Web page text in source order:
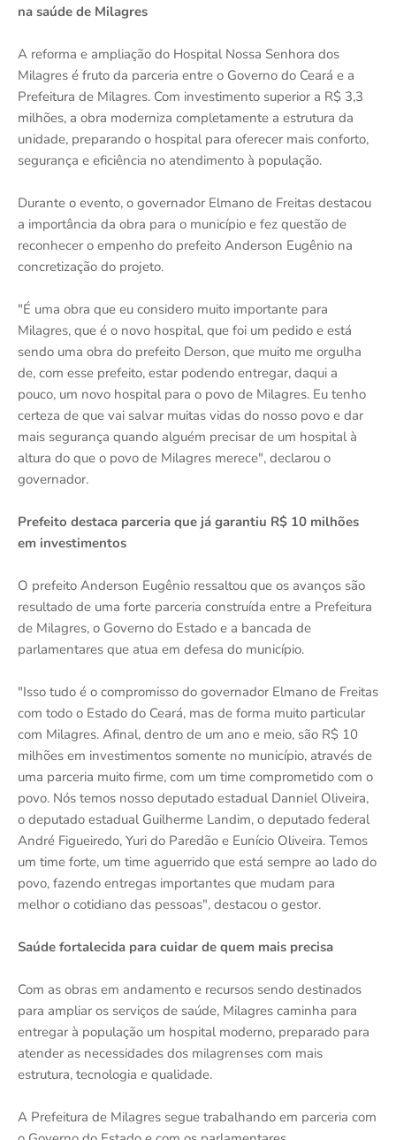
na saúde de Milagres
A reforma e ampliação do Hospital Nossa Senhora dos
Milagres é fruto da parceria entre o Governo do Ceará e a
Prefeitura de Milagres. Com investimento superior a R$ 3,3
milhões, a obra moderniza completamente a estrutura da
unidade, preparando o hospital para oferecer mais conforto,
segurança e eficiência no atendimento à população.
Durante o evento, o governador Elmano de Freitas destacou
a importância da obra para o município e fez questão de
reconhecer o empenho do prefeito Anderson Eugênio na
concretização do projeto.
"É uma obra que eu considero muito importante para
Milagres, que é o novo hospital, que foi um pedido e está
sendo uma obra do prefeito Derson, que muito me orgulha
de, com esse prefeito, estar podendo entregar, daqui a
pouco, um novo hospital para o povo de Milagres. Eu tenho
certeza de que vai salvar muitas vidas do nosso povo e dar
mais segurança quando alguém precisar de um hospital à
altura do que o povo de Milagres merece", declarou o
governador.
Prefeito destaca parceria que já garantiu R$ 10 milhões
em investimentos
O prefeito Anderson Eugênio ressaltou que os avanços são
resultado de uma forte parceria construída entre a Prefeitura
de Milagres, o Governo do Estado e a bancada de
parlamentares que atua em defesa do município.
"Isso tudo é o compromisso do governador Elmano de Freitas
com todo o Estado do Ceará, mas de forma muito particular
com Milagres. Afinal, dentro de um ano e meio, são R$ 10
milhões em investimentos somente no município, através de
uma parceria muito firme, com um time comprometido com o
povo. Nós temos nosso deputado estadual Danniel Oliveira,
o deputado estadual Guilherme Landim, o deputado federal
André Figueiredo, Yuri do Paredão e Eunício Oliveira. Temos
um time forte, um time aguerrido que está sempre ao lado do
povo, fazendo entregas importantes que mudam para
melhor o cotidiano das pessoas", destacou o gestor.
Saúde fortalecida para cuidar de quem mais precisa
Com as obras em andamento e recursos sendo destinados
para ampliar os serviços de saúde, Milagres caminha para
entregar à população um hospital moderno, preparado para
atender as necessidades dos milagrenses com mais
estrutura, tecnologia e qualidade.
A Prefeitura de Milagres segue trabalhando em parceria com